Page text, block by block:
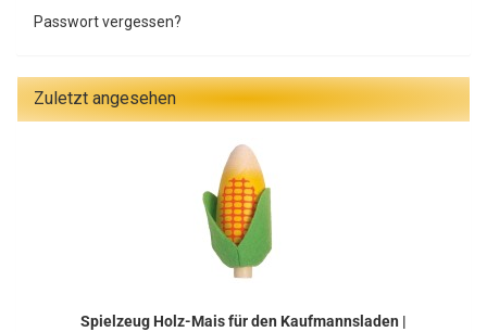
Passwort vergessen?
Zuletzt angesehen
Spielzeug Holz-Mais für den Kaufmannsladen |